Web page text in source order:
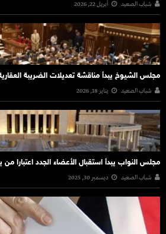
شباب الصعيد أبريل 22, 2026
مجلس الشيوخ يبدأ مناقشة تعديلات الضريبة
شباب الصعيد يناير 18, 2026
مجلس النواب يبدأ استقبال الأعضاء الجدد اعتبارا من يوم
شباب الصعيد ديسمبر 30, 2025